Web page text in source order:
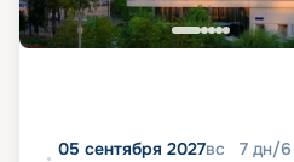
05 сентября 2027вс 7 дн/6